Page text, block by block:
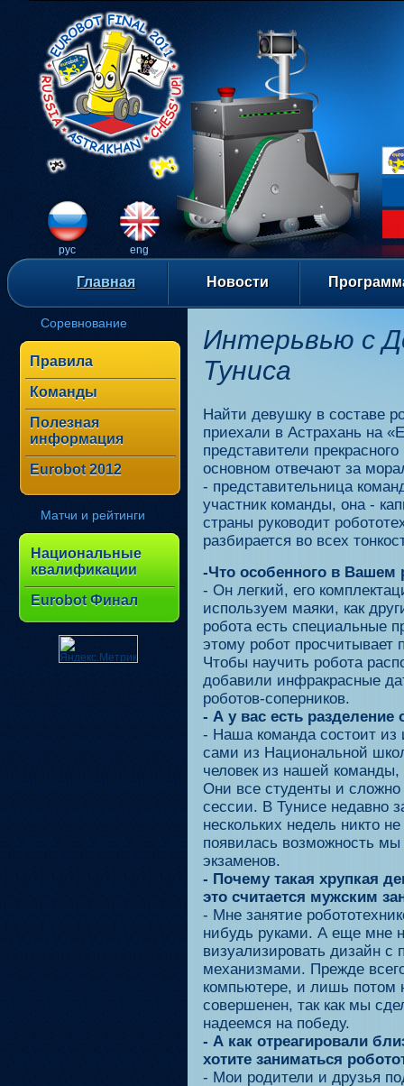
рус eng
Главная Новости
Интерьвью с
Туниса
Найти девушку в составе
приехали в Астрахань на
представители
основном отвечают за
- представительница
участник команды, она -
страны руководит
разбирается во всех
-Что особенного в Вашем
- Он легкий, его
используем маяки, как
робота есть специальные
этому робот
Чтобы научить робота
добавили инфракрасные
роботов-соперников.
- А у вас есть разделение
- Наша команда состоит из
сами из Национальной
человек из нашей команды,
Они все студенты и
сессии. В Тунисе недавно
нескольких недель никто
появилась возможность
экзаменов.
- Почему такая хрупкая
это считается мужским
- Мне занятие
нибудь руками. А еще мне
визуализировать дизайн
механизмами. Прежде
компьютере, и лишь потом
совершенен, так как мы
надеемся на победу.
- А как отреагировали
хотите заниматься
- Мои родители и друзья
Соревнование
Правила
Команды
Полезная
информация
Eurobot 2012
Матчи и рейтинги
Национальные
квалификации
Eurobot Финал